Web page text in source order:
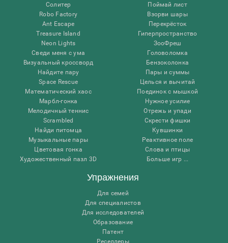
Солитер
Robo Factory
Ant Escape
Treasure Island
Neon Lights
Сведи меня с ума
Визуальный кроссворд
Найдите пару
Space Rescue
Математический хаос
Марбл-гонка
Мелодичный теннис
Scrambled
Найди питомца
Музыкальные пары
Цветовая гонка
Художественный пазл 3D
Поймай лист
Взорви шары
Перекрёсток
Гиперпространство
ЗооФреш
Головоломка
Бензоколонка
Пары и суммы
Целься и вычитай
Поединок с мышкой
Нужное усилие
Отрежь и упади
Скрести фишки
Кувшинки
Реактивное поле
Слова и птицы
Больше игр ...
Упражнения
Для семей
Для специалистов
Для исследователей
Образование
Патент
Реселлеры